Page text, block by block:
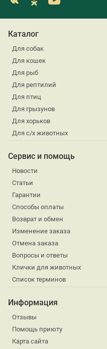
Каталог
Для собак
Для кошек
Для рыб
Для рептилий
Для птиц
Для грызунов
Для хорьков
Для с/х животных
Сервис и помощь
Новости
Статьи
Гарантии
Способы оплаты
Возврат и обмен
Изменение заказа
Отмена заказа
Вопросы и ответы
Клички для животных
Список терминов
Информация
Отзывы
Помощь приюту
Карта сайта